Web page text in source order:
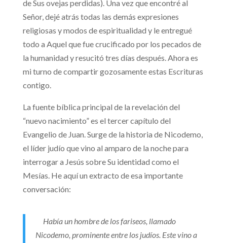
de Sus ovejas perdidas). Una vez que encontré al
Señor, dejé atrás todas las demás expresiones
religiosas y modos de espiritualidad y le entregué
todo a Aquel que fue crucificado por los pecados de
la humanidad y resucitó tres días después. Ahora es
mi turno de compartir gozosamente estas Escrituras
contigo.
La fuente bíblica principal de la revelación del
“nuevo nacimiento” es el tercer capítulo del
Evangelio de Juan. Surge de la historia de Nicodemo,
el líder judío que vino al amparo de la noche para
interrogar a Jesús sobre Su identidad como el
Mesías. He aquí un extracto de esa importante
conversación:
Había un hombre de los fariseos, llamado
Nicodemo, prominente entre los judíos. Este vino a